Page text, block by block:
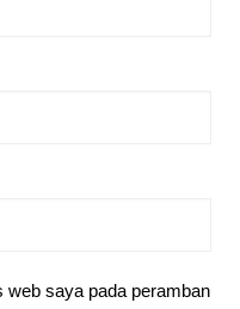
web saya pada peramban